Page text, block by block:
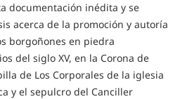
documentación inédita y se
acerca de la promoción y autoría
borgoñones en piedra
del siglo XV, en la Corona de
de Los Corporales de la iglesia
y el sepulcro del Canciller